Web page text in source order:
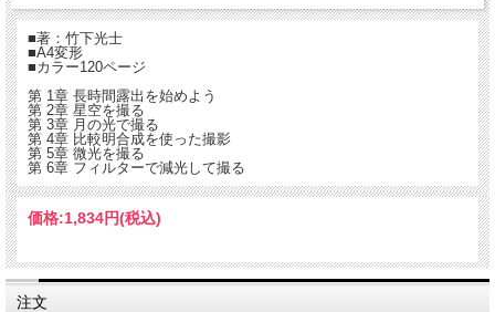
■著：竹下光士
■A4変形
■カラー120ページ
第 1章 長時間露出を始めよう
第 2章 星空を撮る
第 3章 月の光で撮る
第 4章 比較明合成を使った撮影
第 5章 微光を撮る
第 6章 フィルターで減光して撮る
価格:1,834円(税込)
注文